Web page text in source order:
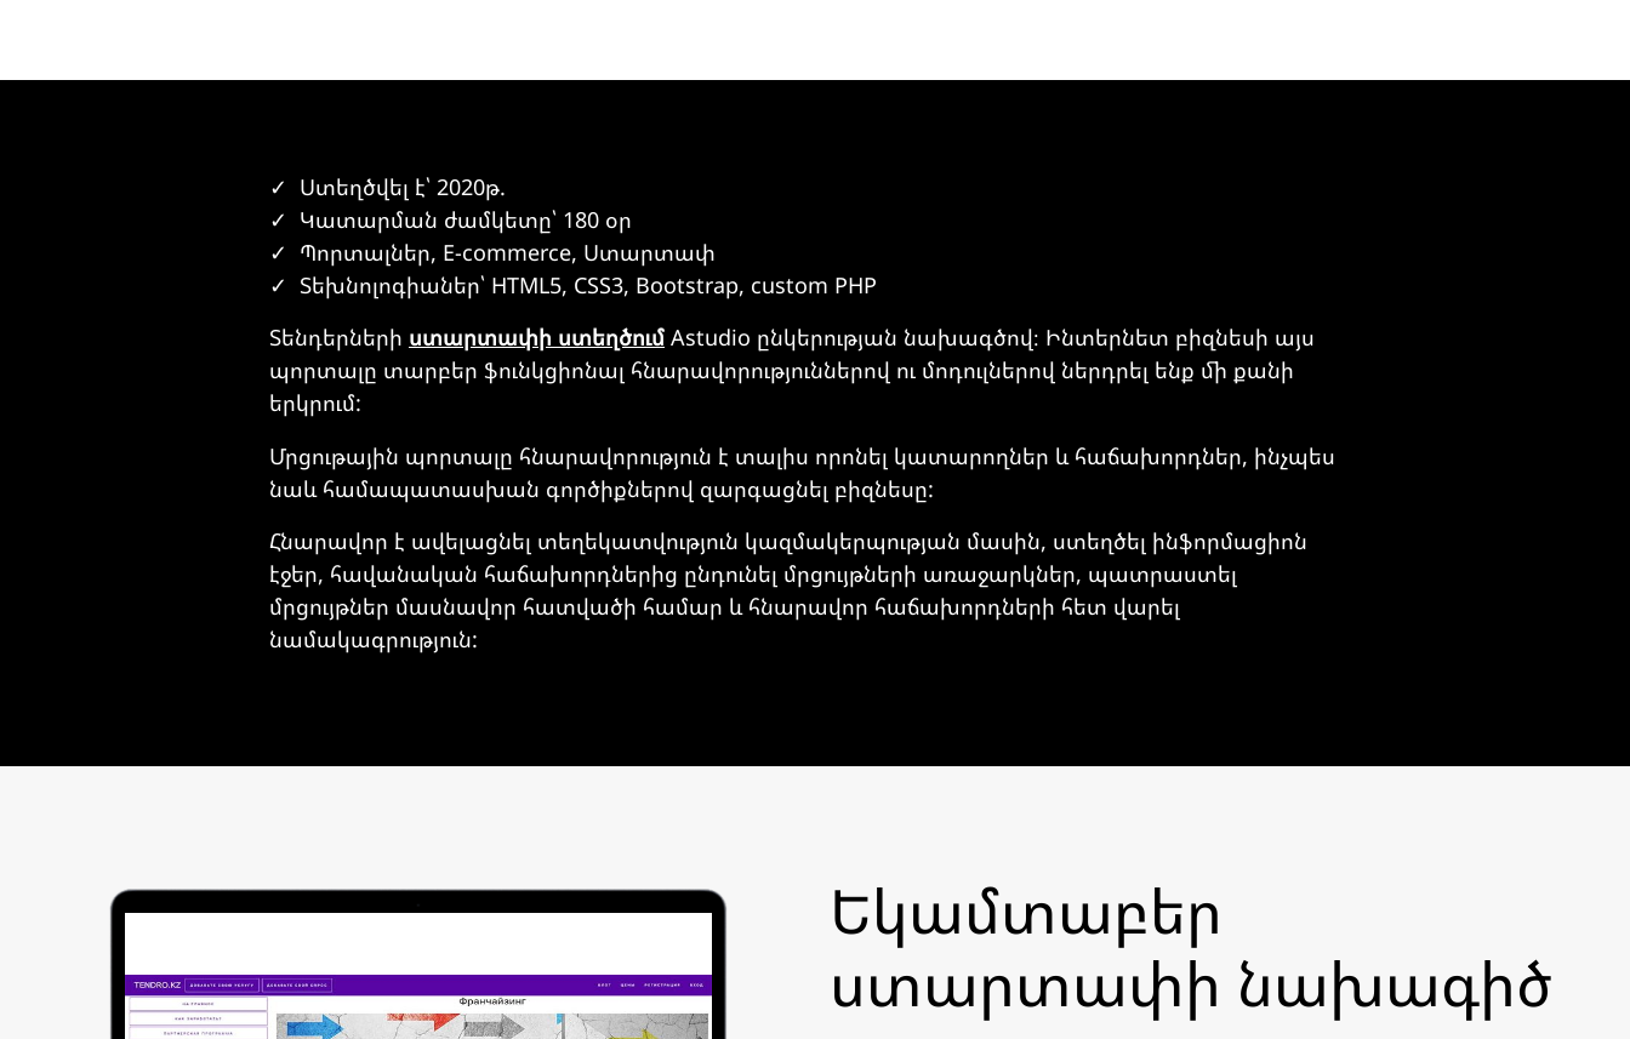
Ստեղծվել է՝ 2020թ.
Կատարման ժամկետը՝ 180 օր
Պորտալներ, E-commerce, Ստարտափ
Տեխնոլոգիաներ՝ HTML5, CSS3, Bootstrap, custom PHP
Տենդերների ստարտափի ստեղծում Astudio ընկերության նախագծով։ Ինտերնետ բիզնեսի այս
պորտալը տարբեր ֆունկցիոնալ հնարավորություններով ու մոդուլներով ներդրել ենք մի քանի
երկրում:
Մրցութային պորտալը հնարավորություն է տալիս որոնել կատարողներ և հաճախորդներ, ինչպես
նաև համապատասխան գործիքներով զարգացնել բիզնեսը:
Հնարավոր է ավելացնել տեղեկատվություն կազմակերպության մասին, ստեղծել ինֆորմացիոն
էջեր, հավանական հաճախորդներից ընդունել մրցույթների առաջարկներ, պատրաստել
մրցույթներ մասնավոր հատվածի համար և հնարավոր հաճախորդների հետ վարել
նամակագրություն:
Եկամտաբեր
ստարտափի նախագիծ